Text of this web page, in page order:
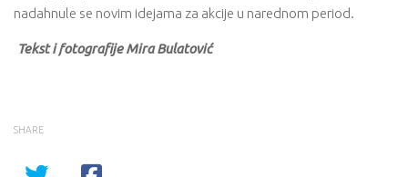
nadahnule se novim idejama za akcije u narednom period.
Tekst i fotografije Mira Bulatović
SHARE